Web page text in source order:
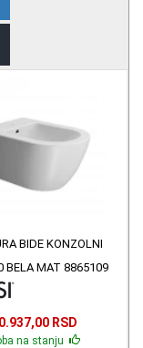
BIDE KONZOLNI
BELA MAT 8865109
RSD
na stanju